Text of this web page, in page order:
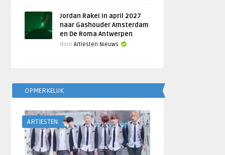
Jordan Rakei in april 2027
naar Gashouder Amsterdam
en De Roma Antwerpen
doorArtiesten Nieuws
OPMERKELIJK
ARTIESTEN